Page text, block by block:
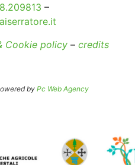
–
Cookie policy– credits
byPc Web Agency